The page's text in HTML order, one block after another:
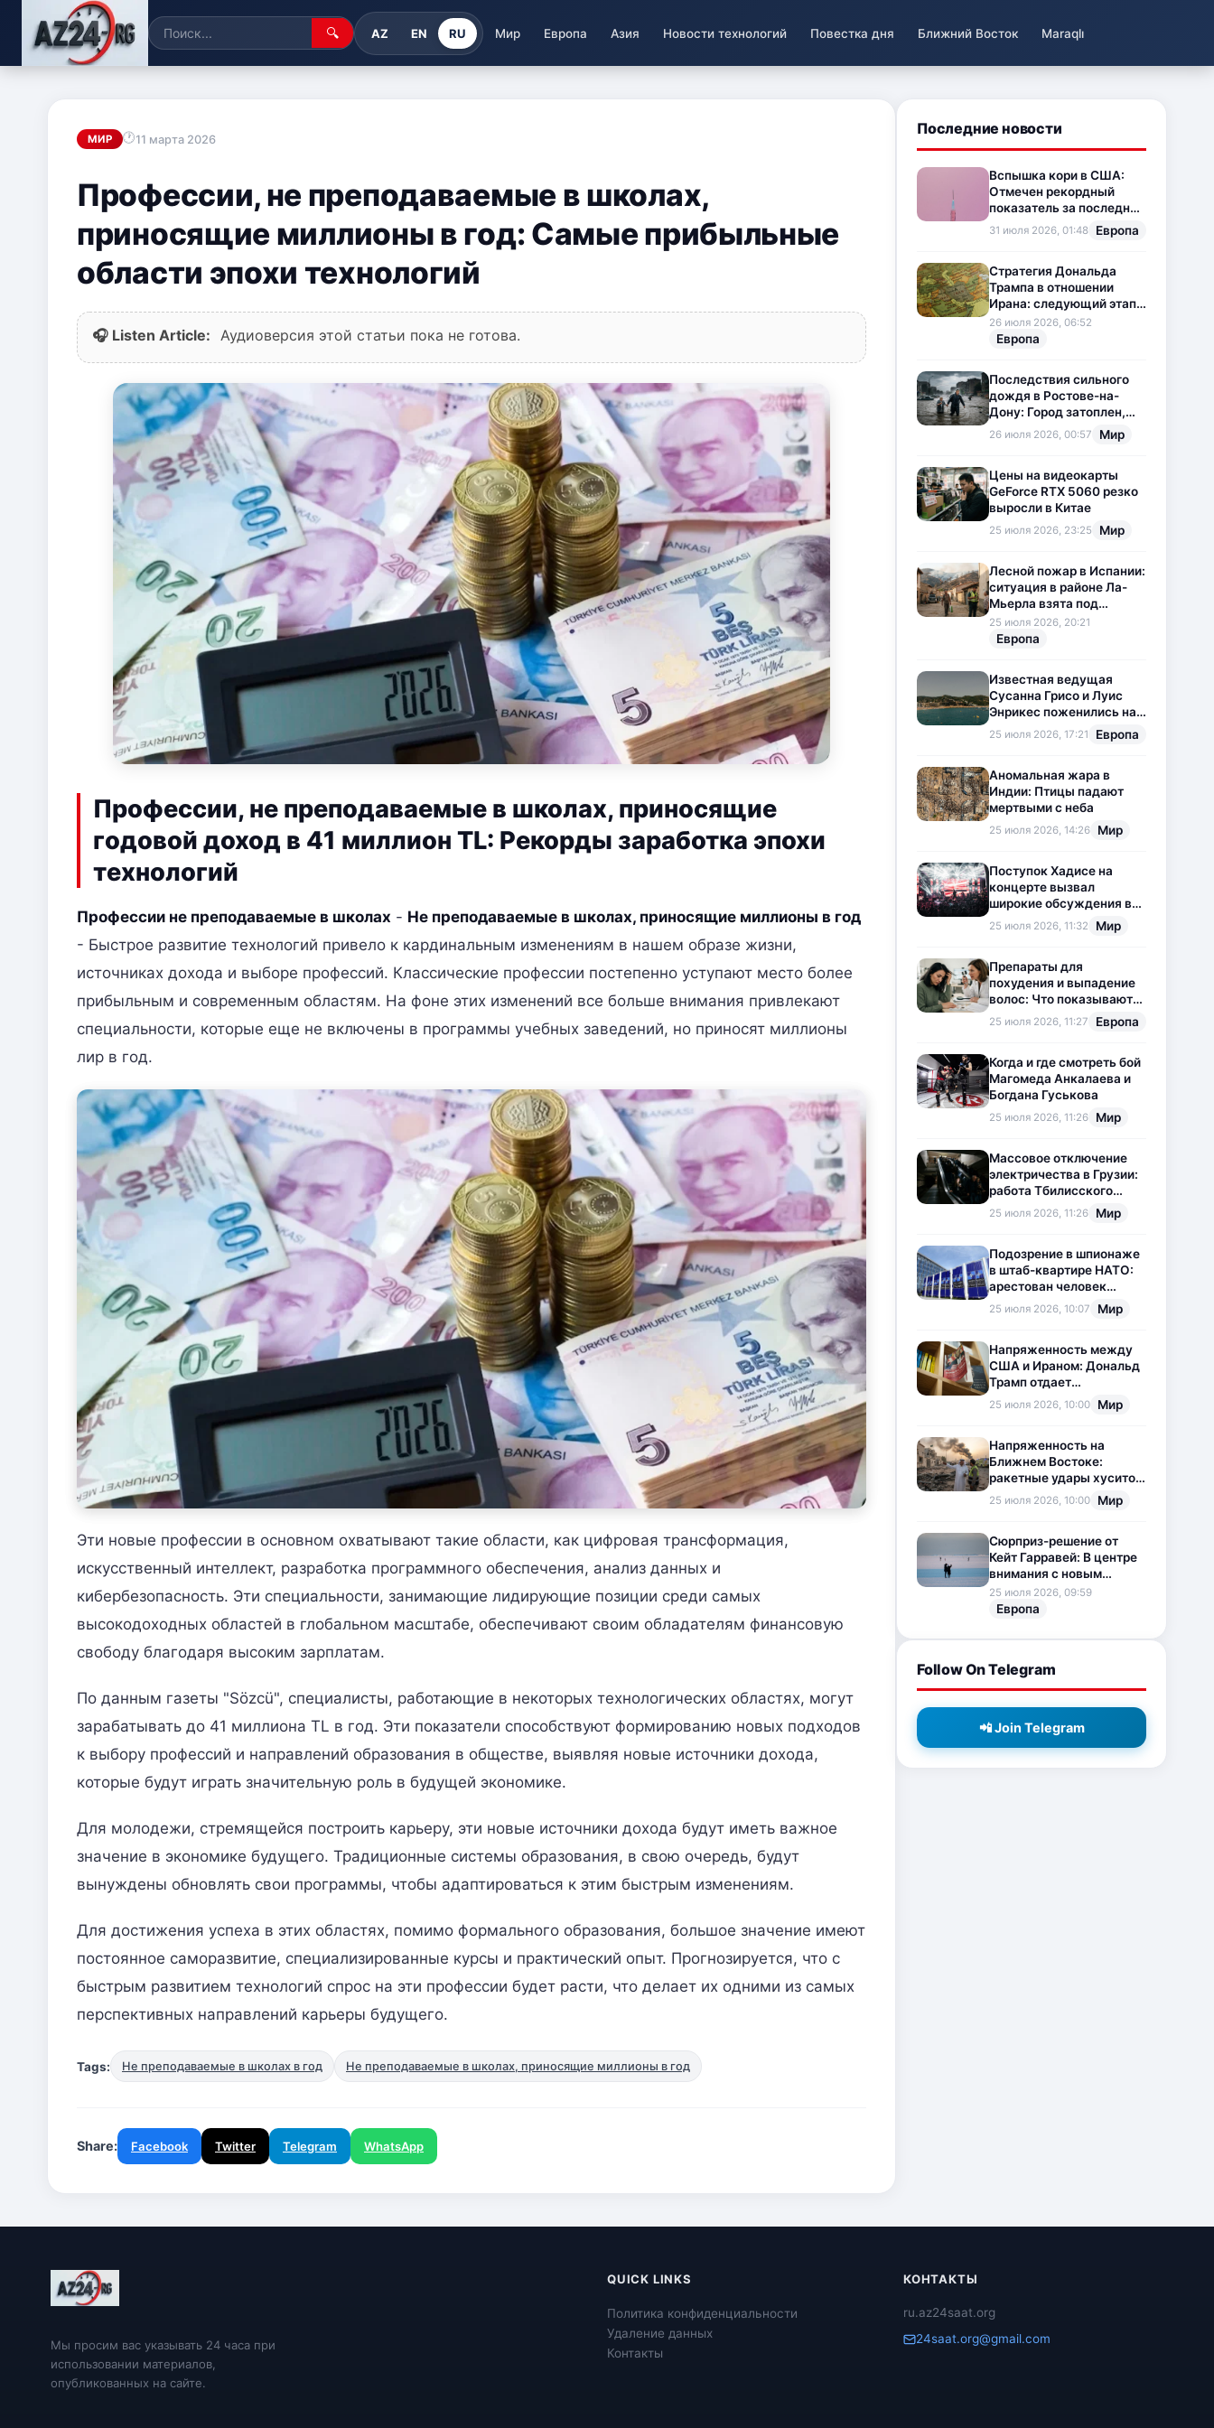
🔍 AZ EN RU Мир Европа Азия Новости технологий Повестка дня Ближний Восток Maraqlı
МИР 11 марта 2026
Профессии, не преподаваемые в школах,
приносящие миллионы в год: Самые прибыльные
области эпохи технологий
🎧 Listen Article: Аудиоверсия этой статьи пока не готова.
Профессии, не преподаваемые в школах, приносящие
годовой доход в 41 миллион TL: Рекорды заработка эпохи
технологий
Профессии не преподаваемые в школах - Не преподаваемые в школах, приносящие миллионы в год
- Быстрое развитие технологий привело к кардинальным изменениям в нашем образе жизни,
источниках дохода и выборе профессий. Классические профессии постепенно уступают место более
прибыльным и современным областям. На фоне этих изменений все больше внимания привлекают
специальности, которые еще не включены в программы учебных заведений, но приносят миллионы
лир в год.
Эти новые профессии в основном охватывают такие области, как цифровая трансформация,
искусственный интеллект, разработка программного обеспечения, анализ данных и
кибербезопасность. Эти специальности, занимающие лидирующие позиции среди самых
высокодоходных областей в глобальном масштабе, обеспечивают своим обладателям финансовую
свободу благодаря высоким зарплатам.
По данным газеты "Sözcü", специалисты, работающие в некоторых технологических областях, могут
зарабатывать до 41 миллиона TL в год. Эти показатели способствуют формированию новых подходов
к выбору профессий и направлений образования в обществе, выявляя новые источники дохода,
которые будут играть значительную роль в будущей экономике.
Для молодежи, стремящейся построить карьеру, эти новые источники дохода будут иметь важное
значение в экономике будущего. Традиционные системы образования, в свою очередь, будут
вынуждены обновлять свои программы, чтобы адаптироваться к этим быстрым изменениям.
Для достижения успеха в этих областях, помимо формального образования, большое значение имеют
постоянное саморазвитие, специализированные курсы и практический опыт. Прогнозируется, что с
быстрым развитием технологий спрос на эти профессии будет расти, что делает их одними из самых
перспективных направлений карьеры будущего.
Tags: Не преподаваемые в школах в год Не преподаваемые в школах, приносящие миллионы в год
Share: Facebook Twitter Telegram WhatsApp
Последние новости
Вспышка кори в США:
Отмечен рекордный
показатель за последние
35 лет
31 июля 2026, 01:48 Европа
Стратегия Дональда
Трампа в отношении
Ирана: следующий этап
напряженности на
Ближнем Востоке
26 июля 2026, 06:52
Европа
Последствия сильного
дождя в Ростове-на-
Дону: Город затоплен,
свет отключен
26 июля 2026, 00:57 Мир
Цены на видеокарты
GeForce RTX 5060 резко
выросли в Китае
25 июля 2026, 23:25 Мир
Лесной пожар в Испании:
ситуация в районе Ла-
Мьерла взята под
контроль
25 июля 2026, 20:21
Европа
Известная ведущая
Сусанна Грисо и Луис
Энрикес поженились на
Коста-Браве
25 июля 2026, 17:21 Европа
Аномальная жара в
Индии: Птицы падают
мертвыми с неба
25 июля 2026, 14:26 Мир
Поступок Хадисе на
концерте вызвал
широкие обсуждения в
социальных сетях
25 июля 2026, 11:32 Мир
Препараты для
похудения и выпадение
волос: Что показывают
новые исследования?
25 июля 2026, 11:27 Европа
Когда и где смотреть бой
Магомеда Анкалаева и
Богдана Гуськова
25 июля 2026, 11:26 Мир
Массовое отключение
электричества в Грузии:
работа Тбилисского
метрополитена
приостановлена
25 июля 2026, 11:26 Мир
Подозрение в шпионаже
в штаб-квартире НАТО:
арестован человек
китайского
происхождения
25 июля 2026, 10:07 Мир
Напряженность между
США и Ираном: Дональд
Трамп отдает
предпочтение
дипломатии
25 июля 2026, 10:00 Мир
Напряженность на
Ближнем Востоке:
ракетные удары хуситов
по Саудовской Аравии
загоняют ситуацию в
25 июля 2026, 10:00 Мир
Сюрприз-решение от
Кейт Гарравей: В центре
внимания с новым
любовным
приключением
25 июля 2026, 09:59
Европа
Follow On Telegram
📲 Join Telegram
Мы просим вас указывать 24 часа при
использовании материалов,
опубликованных на сайте.
QUICK LINKS
Политика конфиденциальности
Удаление данных
Контакты
КОНТАКТЫ
ru.az24saat.org
24saat.org@gmail.com